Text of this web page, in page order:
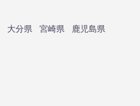
大分県 宮崎県
鹿児島県